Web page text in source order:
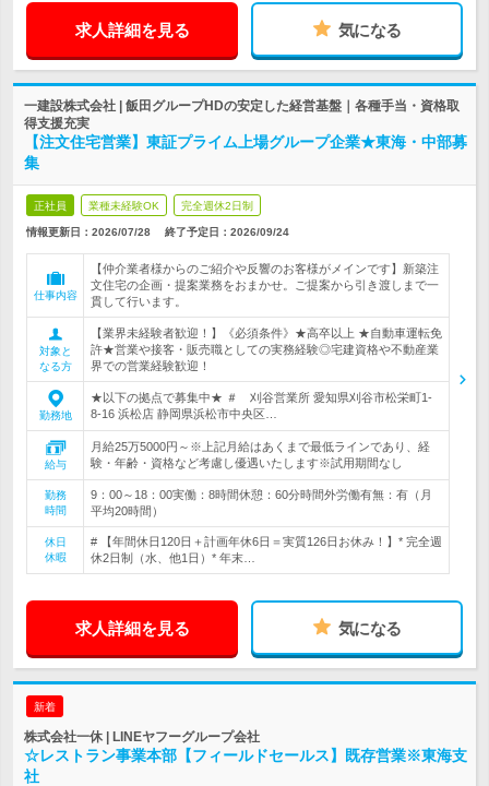
求人詳細を見る 気になる
一建設株式会社 | 飯田グループHDの安定した経営基盤｜各種手当・資格取
得支援充実
【注文住宅営業】東証プライム上場グループ企業★東海・中部募
集
正社員 業種未経験OK 完全週休2日制
情報更新日：2026/07/28 終了予定日： 2026/09/24
仕事内容
【仲介業者様からのご紹介や反響のお客様がメインです】新築注
文住宅の企画・提案業務をおまかせ。ご提案から引き渡しまで一
貫して行います。
対象と
なる方
【業界未経験者歓迎！】《必須条件》★高卒以上 ★自動車運転免
許★営業や接客・販売職としての実務経験◎宅建資格や不動産業
界での営業経験歓迎！
勤務地
★以下の拠点で募集中★ ＃ 刈谷営業所 愛知県刈谷市松栄町1-
8-16 浜松店 静岡県浜松市中央区…
給与
月給25万5000円～※上記月給はあくまで最低ラインであり、経
験・年齢・資格など考慮し優遇いたします※試用期間なし
勤務
時間
9：00～18：00実働：8時間休憩：60分時間外労働有無：有（月
平均20時間）
休日
休暇
# 【年間休日120日＋計画年休6日＝実質126日お休み！】* 完全週
休2日制（水、他1日）* 年末…
求人詳細を見る 気になる
新着
株式会社一休 | LINEヤフーグループ会社
☆レストラン事業本部【フィールドセールス】既存営業※東海支
社